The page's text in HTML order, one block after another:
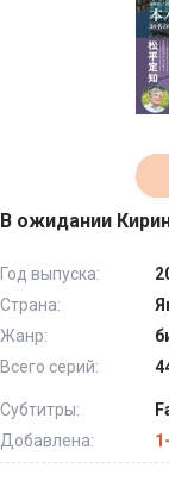
В ожидании
Год выпуска:
Страна:
Жанр:
Всего серий:
Субтитры:
Добавлена: